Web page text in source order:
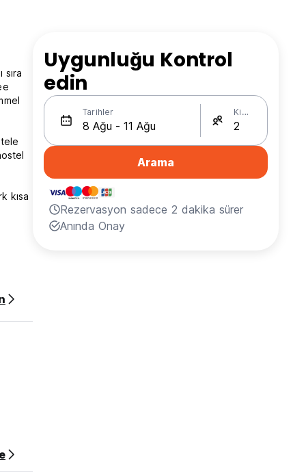
kısa
Uygunluğu Kontrol
edin
Tarihler Kişi Sayısı
Arama
Rezervasyon sadece 2 dakika sürer
Anında Onay